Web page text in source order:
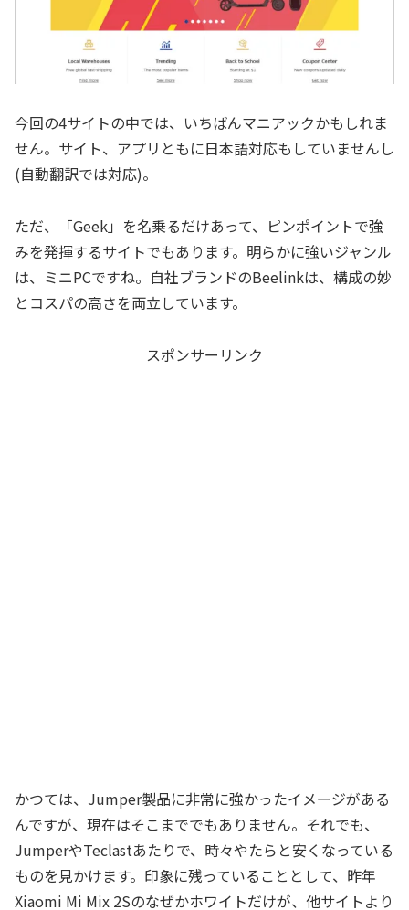
今回の4サイトの中では、いちばんマニアックかもしれま
せん。サイト、アプリともに日本語対応もしていませんし
(自動翻訳では対応)。
ただ、「Geek」を名乗るだけあって、ピンポイントで強
みを発揮するサイトでもあります。明らかに強いジャンル
は、ミニPCですね。自社ブランドのBeelinkは、構成の妙
とコスパの高さを両立しています。
スポンサーリンク
かつては、Jumper製品に非常に強かったイメージがある
んですが、現在はそこまででもありません。それでも、
JumperやTeclastあたりで、時々やたらと安くなっている
ものを見かけます。印象に残っていることとして、昨年
Xiaomi Mi Mix 2Sのなぜかホワイトだけが、他サイトより